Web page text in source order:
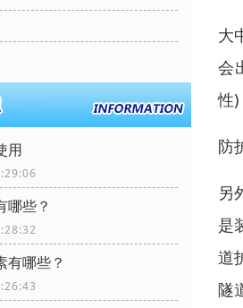
用
哪些？
有哪些？
大
会
性
防
另
是
道
隧